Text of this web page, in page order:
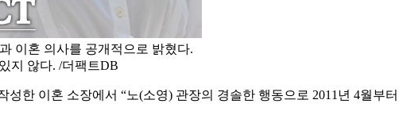
이혼 의사를 공개적으로 밝혔다.
지 않다. /더팩트DB
한 이혼 소장에서 “노(소영) 관장의 경솔한 행동으로 2011년 4월부